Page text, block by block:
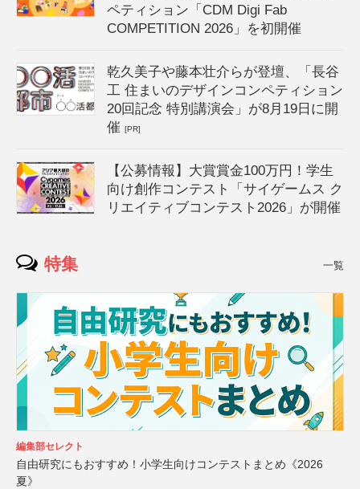
ペティション「CDM Digi Fab
COMPETITION 2026」を初開催
乾久美子や藤本壮介らが登壇、「長谷
工 住まいのデザインコンペティション
20回記念 特別講演会」が8月19日に開
催[PR]
【公募情報】大賞賞金100万円！学生
向け創作コンテスト「サイゲームス ク
リエイティブコンテスト2026」が開催
特集 一覧
編集部セレクト
自由研究にもおすすめ！小学生向けコンテストまとめ《2026
夏》